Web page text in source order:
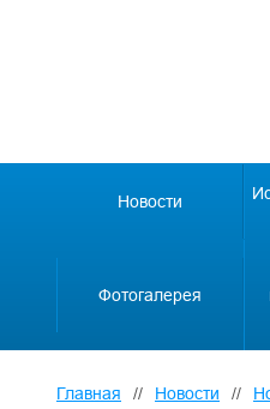
Новости
Фотогалерея
Главная // Новости //